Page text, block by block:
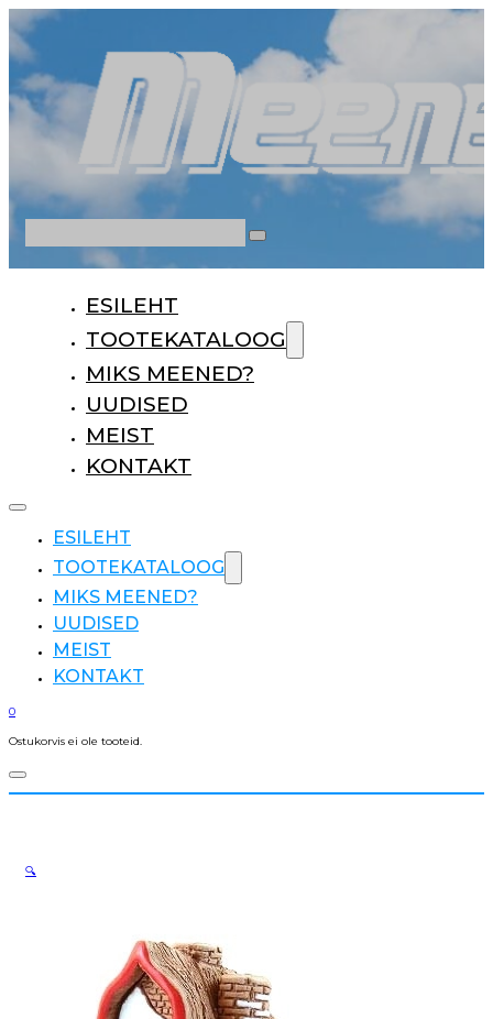
ESILEHT
TOOTEKATALOOG
MIKS MEENED?
UUDISED
MEIST
KONTAKT
ESILEHT
TOOTEKATALOOG
MIKS MEENED?
UUDISED
MEIST
KONTAKT
0
Ostukorvis ei ole tooteid.
🔍